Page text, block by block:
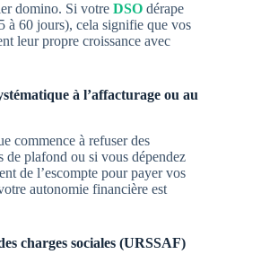
domino. Si votre DSO dérape
à 60 jours), cela signifie que vos
leur propre croissance avec
à l’affacturage ou au
commence à refuser des
de plafond ou si vous dépendez
de l’escompte pour payer vos
autonomie financière est
charges sociales (URSSAF)